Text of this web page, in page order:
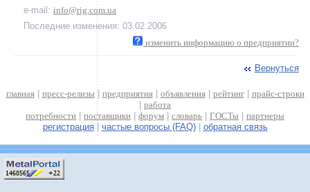
e-mail: info@rig.com.ua
Последние изменения: 03.02.2006
изменить информацию о предприятии?
Вернуться
главная| пресс-релизы | предприятия| объявления| рейтинг| прайс-строки
работа
потребности
поставщики форум словарь ГОСТы
партнеры
регистрация| частые вопросы (FAQ)| обратная связь